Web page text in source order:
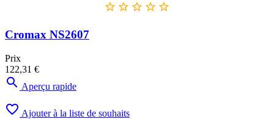
    
Cromax NS2607
Prix
122,31 €
 Aperçu rapide
 Ajouter à la liste de souhaits